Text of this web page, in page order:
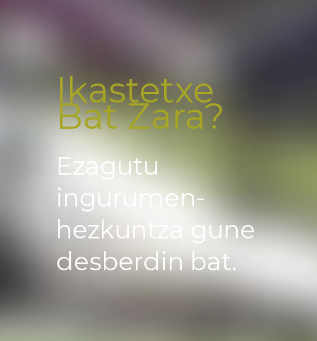
Ikastetxe
Bat Zara?
Ezagutu
ingurumen-
hezkuntza gune
desberdin bat.